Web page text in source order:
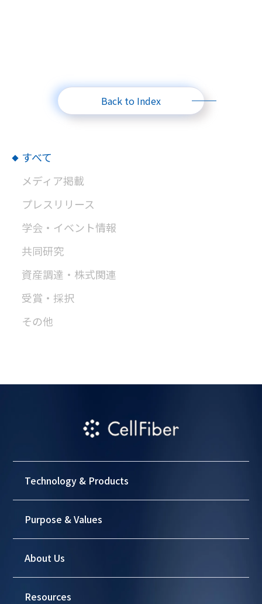
Back to Index
すべて
メディア掲載
プレスリリース
学会・イベント情報
共同研究
資産調達・株式関連
受賞・採択
その他
Technology & Products
Purpose & Values
About Us
Resources